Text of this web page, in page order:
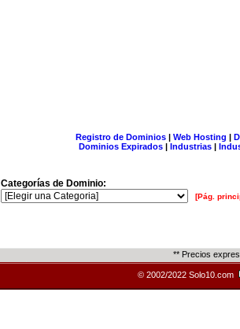
Registro de Dominios| Web Hosting |
Dominios Expirados | Industrias |
Categorías de Dominio:
[Pág.
** Precios
© 2002/2022 Solo10.com